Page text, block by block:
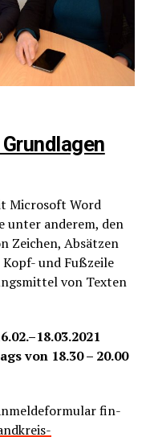
Micro­soft Word
unter ande­rem, den
Zei­chen, Absät­zen
und Fuß­zei­le
von Tex­ten
von 18.30 – 20.00
fin­